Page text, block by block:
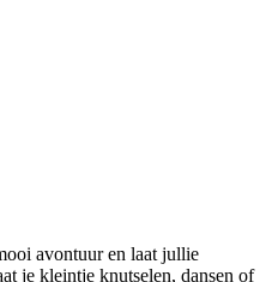
avontuur en laat jullie
je kleintje knutselen, dansen of